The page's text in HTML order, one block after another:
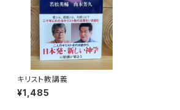
キリスト教講義
¥1,485